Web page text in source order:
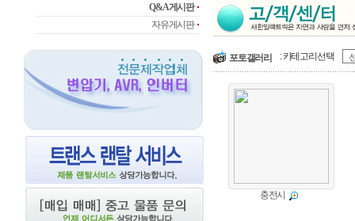
Q&A게시판
자유게시판
포토갤러리 : 카테고리선택
충전시